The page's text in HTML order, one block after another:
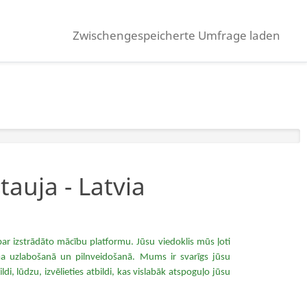
Zwischengespeicherte Umfrage laden
- Latvia
izstrādāto mācību platformu. Jūsu viedoklis mūs ļoti
un pilnveidošanā. Mums ir svarīgs jūsu
lūdzu, izvēlieties atbildi, kas vislabāk atspoguļo jūsu